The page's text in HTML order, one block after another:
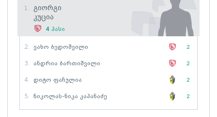
1.
Გიორგი
Კუცია
4 პასი
2. Ვახო Ბედოშვილი 2
3. Ანდრია Ბართიშვილი 2
4. Დიტო Ფაჩულია 2
5. Ნიკოლას-Ნიკა Კაპანაძე 2